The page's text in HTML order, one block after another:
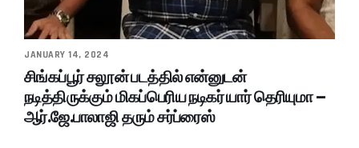
JANUARY 14, 2024
சிங்கப்பூர் சலூன் படத்தில் என்னுடன்
நடித்திருக்கும் மிகப்பெரிய நடிகர் யார் தெரியுமா –
ஆர்.ஜே.பாலாஜி தரும் சர்ப்ரைஸ்